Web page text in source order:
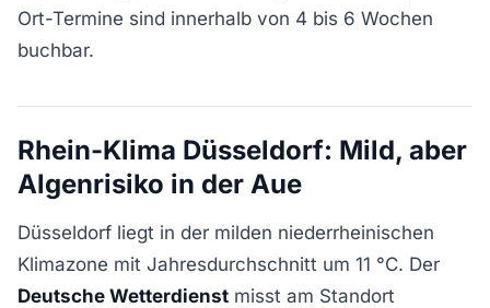
Ort-Termine sind innerhalb von 4 bis 6 Wochen
buchbar.
Rhein-Klima Düsseldorf: Mild, aber
Algenrisiko in der Aue
Düsseldorf liegt in der milden niederrheinischen
Klimazone mit Jahresdurchschnitt um 11 °C. Der
Deutsche Wetterdienst misst am Standort